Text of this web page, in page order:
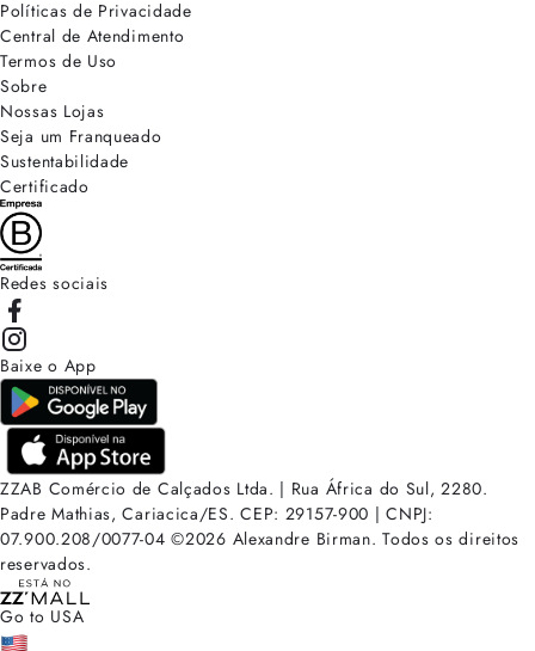
Políticas de Privacidade
Central de Atendimento
Termos de Uso
Sobre
Nossas Lojas
Seja um Franqueado
Sustentabilidade
Certificado
Redes sociais
Baixe o App
ZZAB Comércio de Calçados Ltda. | Rua África do Sul, 2280.
Padre Mathias, Cariacica/ES. CEP: 29157-900 | CNPJ:
07.900.208/0077-04 ©2026 Alexandre Birman. Todos os direitos
reservados.
Go to USA